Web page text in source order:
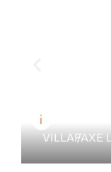
VILLA /FAXE